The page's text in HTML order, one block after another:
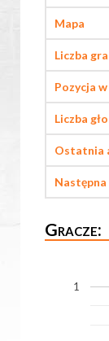
Mapa
Liczba
Pozycja
Liczba
Ostatnia
Gracze:
1